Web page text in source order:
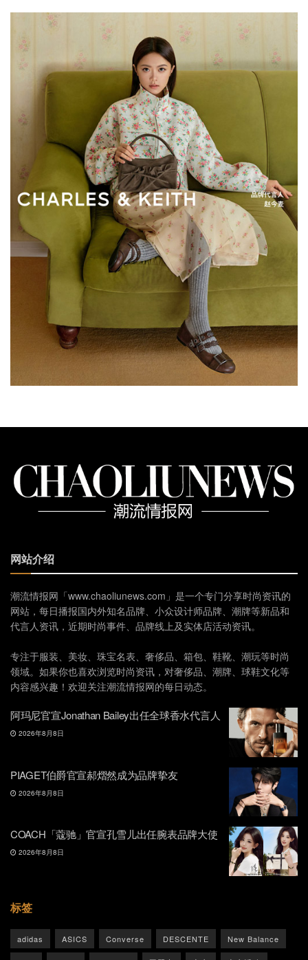
网站介绍
潮流情报网「www.chaoliunews.com」是一个专门分享时尚资讯的
网站，每日播报国内外知名品牌、小众设计师品牌、潮牌等新品和
代言人资讯，近期时尚事件、品牌线上及实体店活动资讯。
专注于服装、美妆、珠宝名表、奢侈品、箱包、鞋靴、潮玩等时尚
领域。如果你也喜欢浏览时尚资讯，对奢侈品、潮牌、球鞋文化等
内容感兴趣！欢迎关注潮流情报网的每日动态。
阿玛尼官宣Jonathan Bailey出任全球香水代言人
2026年8月8日
PIAGET伯爵官宣郝熠然成为品牌挚友
2026年8月8日
COACH「蔻驰」官宣孔雪儿出任腕表品牌大使
2026年8月8日
标签
adidas ASICS Converse DESCENTE New Balance